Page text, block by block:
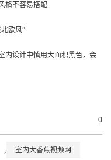
格不容易搭配
欧风”
内设计中慎用大面积黑色，会
0
, 室内大香蕉视频网